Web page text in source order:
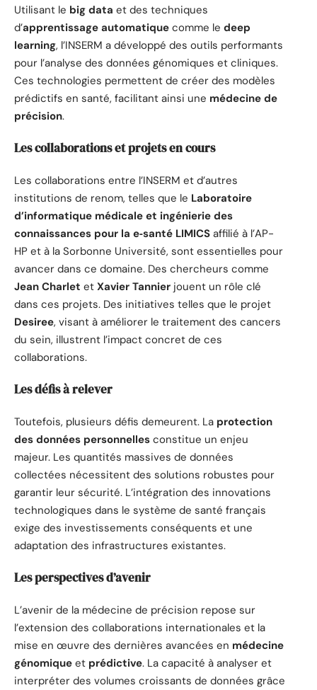
Utilisant le big data et des techniques
d’apprentissage automatique comme le deep
learning, l’INSERM a développé des outils performants
pour l’analyse des données génomiques et cliniques.
Ces technologies permettent de créer des modèles
prédictifs en santé, facilitant ainsi une médecine de
précision.
Les collaborations et projets en cours
Les collaborations entre l’INSERM et d’autres
institutions de renom, telles que le Laboratoire
d’informatique médicale et ingénierie des
connaissances pour la e‑santé LIMICS affilié à l’AP-
HP et à la Sorbonne Université, sont essentielles pour
avancer dans ce domaine. Des chercheurs comme
Jean Charlet et Xavier Tannier jouent un rôle clé
dans ces projets. Des initiatives telles que le projet
Desiree, visant à améliorer le traitement des cancers
du sein, illustrent l’impact concret de ces
collaborations.
Les défis à relever
Toutefois, plusieurs défis demeurent. La protection
des données personnelles constitue un enjeu
majeur. Les quantités massives de données
collectées nécessitent des solutions robustes pour
garantir leur sécurité. L’intégration des innovations
technologiques dans le système de santé français
exige des investissements conséquents et une
adaptation des infrastructures existantes.
Les perspectives d’avenir
L’avenir de la médecine de précision repose sur
l’extension des collaborations internationales et la
mise en œuvre des dernières avancées en médecine
génomique et prédictive. La capacité à analyser et
interpréter des volumes croissants de données grâce